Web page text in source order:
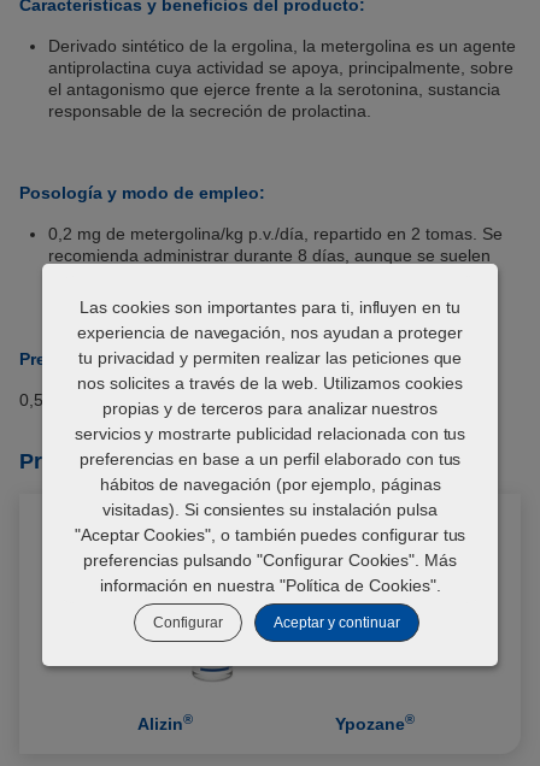
Características y beneficios del producto:
Derivado sintético de la ergolina, la metergolina es un agente
antiprolactina cuya actividad se apoya, principalmente, sobre
el antagonismo que ejerce frente a la serotonina, sustancia
responsable de la secreción de prolactina.
Posología y modo de empleo:
0,2 mg de metergolina/kg p.v./día, repartido en 2 tomas. Se
recomienda administrar durante 8 días, aunque se suelen
Presentaciones disponibles:
0,5 mg y 2 mg. Caja con 16 comprimidos.
Productos relacionados
Alizin® Ypozane®
Las cookies son importantes para ti, influyen en tu
experiencia de navegación, nos ayudan a proteger
tu privacidad y permiten realizar las peticiones que
nos solicites a través de la web. Utilizamos cookies
propias y de terceros para analizar nuestros
servicios y mostrarte publicidad relacionada con tus
preferencias en base a un perfil elaborado con tus
hábitos de navegación (por ejemplo, páginas
visitadas). Si consientes su instalación pulsa
"Aceptar Cookies", o también puedes configurar tus
preferencias pulsando "Configurar Cookies". Más
información en nuestra "Política de Cookies".
Configurar Aceptar y continuar